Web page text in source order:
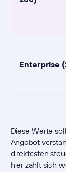
Enterprise
Diese Werte
Angebot
direktesten
hier zahlt sich